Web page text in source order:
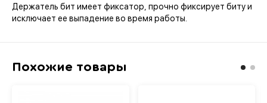
Держатель бит имеет фиксатор, прочно фиксирует биту и
исключает ее выпадение во время работы.
Похожие товары